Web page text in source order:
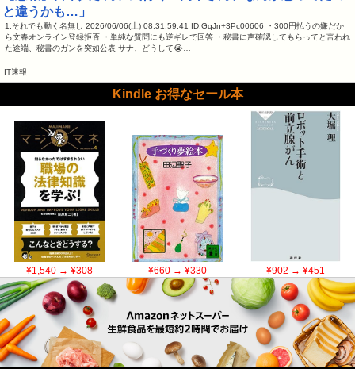
と違うかも…」
1:それでも動く名無し 2026/06/06(土) 08:31:59.41 ID:GqJn+3Pc00606 ・300円払うの嫌だか
ら文春オンライン登録拒否 ・単純な質問にも逆ギレで回答 ・秘書に声確認してもらってと言われ
た途端、秘書のガンを突如公表 サナ、どうして😭…
IT速報
Kindle お得なセール本
¥1,540→ ¥308 ¥660→ ¥330 ¥902→ ¥451